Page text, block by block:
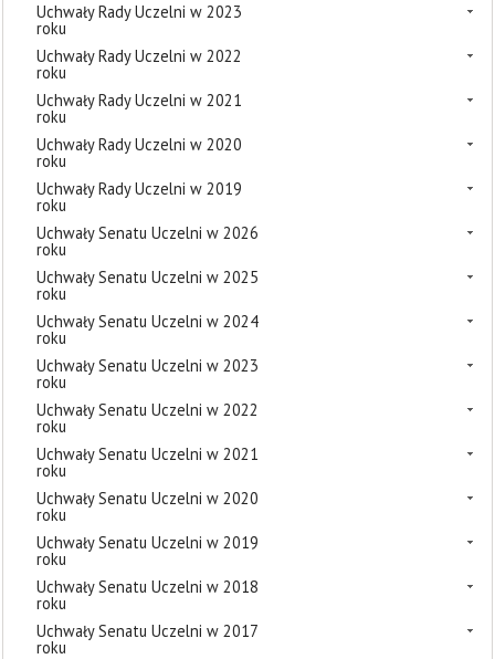
Uchwały Rady Uczelni w 2023
roku
Uchwały Rady Uczelni w 2022
roku
Uchwały Rady Uczelni w 2021
roku
Uchwały Rady Uczelni w 2020
roku
Uchwały Rady Uczelni w 2019
roku
Uchwały Senatu Uczelni w 2026
roku
Uchwały Senatu Uczelni w 2025
roku
Uchwały Senatu Uczelni w 2024
roku
Uchwały Senatu Uczelni w 2023
roku
Uchwały Senatu Uczelni w 2022
roku
Uchwały Senatu Uczelni w 2021
roku
Uchwały Senatu Uczelni w 2020
roku
Uchwały Senatu Uczelni w 2019
roku
Uchwały Senatu Uczelni w 2018
roku
Uchwały Senatu Uczelni w 2017
roku